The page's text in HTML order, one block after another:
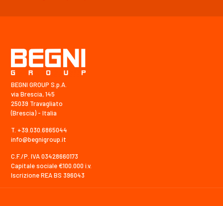
BEGNI GROUP S.p.A.
via Brescia, 145
25039 Travagliato
(Brescia) - Italia
T. +39.030.6865044
info@begnigroup.it
C.F./P. IVA 03428660173
Capitale sociale €100.000 i.v.
Iscrizione REA BS 396043